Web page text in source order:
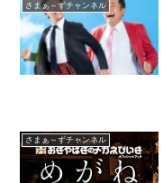
さまぁ～ずチャンネル
さまぁ～ずチャンネル